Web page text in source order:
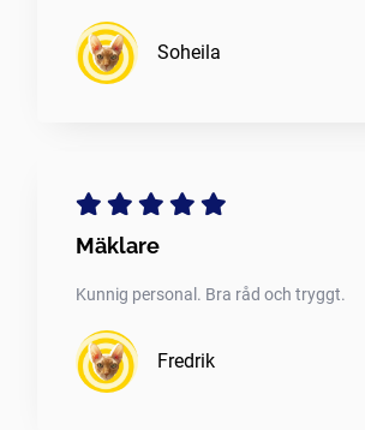
Soheila
Mäklare
Kunnig personal. Bra råd och tryggt.
Fredrik